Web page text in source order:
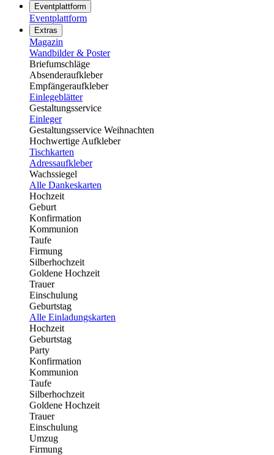
Eventplattform
Eventplattform
Extras
Magazin
Wandbilder & Poster
Briefumschläge
Absenderaufkleber
Empfängeraufkleber
Einlegeblätter
Gestaltungsservice
Einleger
Gestaltungsservice Weihnachten
Hochwertige Aufkleber
Tischkarten
Adressaufkleber
Wachssiegel
Alle Dankeskarten
Hochzeit
Geburt
Konfirmation
Kommunion
Taufe
Firmung
Silberhochzeit
Goldene Hochzeit
Trauer
Einschulung
Geburtstag
Alle Einladungskarten
Hochzeit
Geburtstag
Party
Konfirmation
Kommunion
Taufe
Silberhochzeit
Goldene Hochzeit
Trauer
Einschulung
Umzug
Firmung